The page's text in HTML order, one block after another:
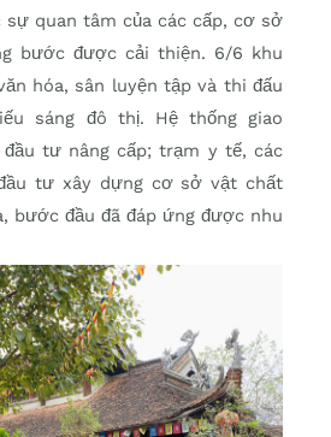
sự quan tâm của các cấp, cơ sở
bước được cải thiện. 6/6 khu
hóa, sân luyện tập và thi đấu
sáng đô thị. Hệ thống giao
tư nâng cấp; trạm y tế, các
tư xây dựng cơ sở vật chất
bước đầu đã đáp ứng được nhu